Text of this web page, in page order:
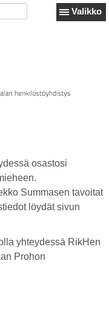
Valikko
osastosi
Summasen tavoitat
löydät sivun
yhteydessä RikHen
Prohon